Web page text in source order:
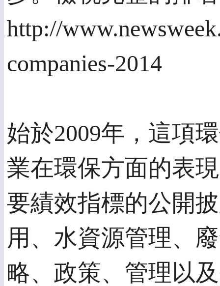
http://
companies-2014
始於2009年，這項
業在環保方面的表
要績效指標的公開
用、水資源管理、
略、政策、管理以